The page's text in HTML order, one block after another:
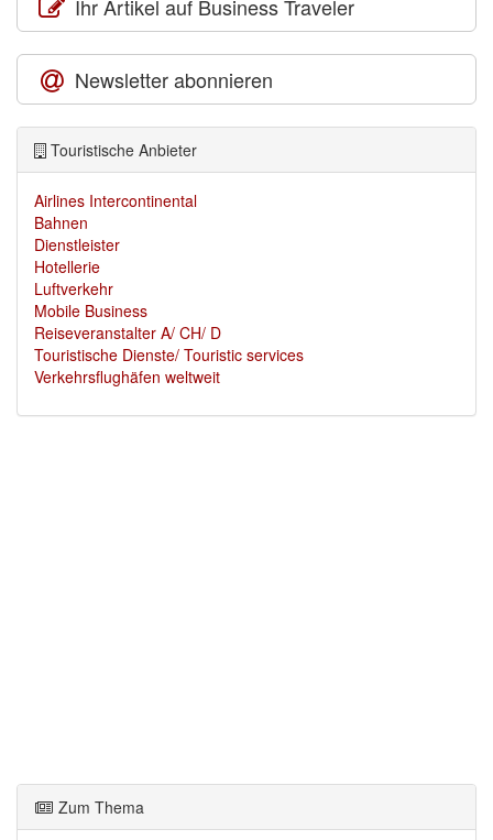
Ihr Artikel auf Business Traveler
Newsletter abonnieren
Touristische Anbieter
Airlines Intercontinental
Bahnen
Dienstleister
Hotellerie
Luftverkehr
Mobile Business
Reiseveranstalter A/ CH/ D
Touristische Dienste/ Touristic services
Verkehrsflughäfen weltweit
Zum Thema